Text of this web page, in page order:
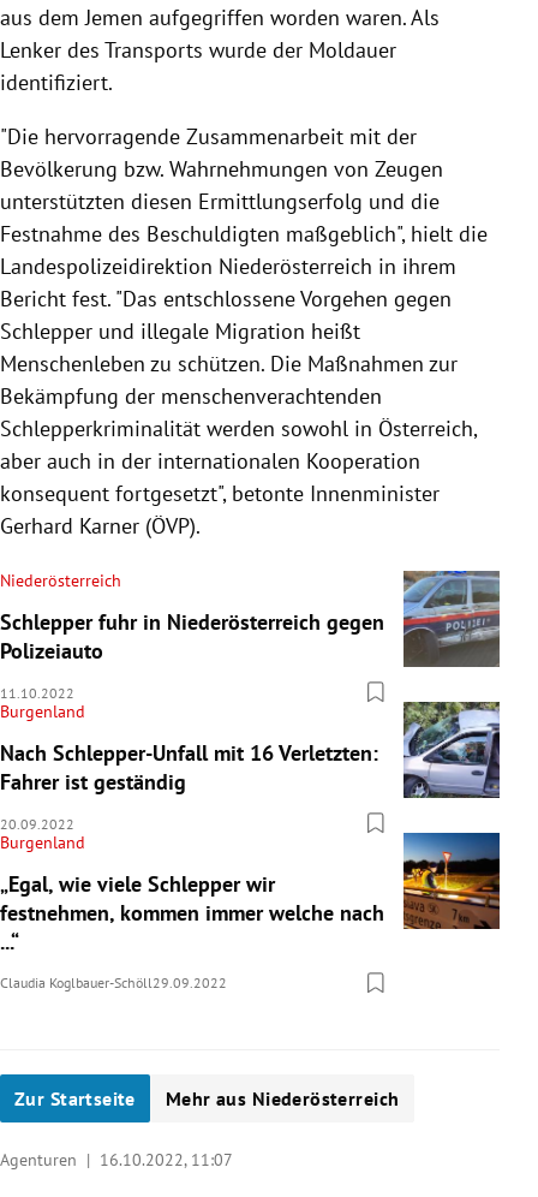
aus dem Jemen aufgegriffen worden waren. Als
Lenker des Transports wurde der Moldauer
identifiziert.
"Die hervorragende Zusammenarbeit mit der
Bevölkerung bzw. Wahrnehmungen von Zeugen
unterstützten diesen Ermittlungserfolg und die
Festnahme des Beschuldigten maßgeblich", hielt die
Landespolizeidirektion Niederösterreich in ihrem
Bericht fest. "Das entschlossene Vorgehen gegen
Schlepper und illegale Migration heißt
Menschenleben zu schützen. Die Maßnahmen zur
Bekämpfung der menschenverachtenden
Schlepperkriminalität werden sowohl in Österreich,
aber auch in der internationalen Kooperation
konsequent fortgesetzt", betonte Innenminister
Gerhard Karner (ÖVP).
Niederösterreich
Schlepper fuhr in Niederösterreich gegen
Polizeiauto
11.10.2022
Burgenland
Nach Schlepper-Unfall mit 16 Verletzten:
Fahrer ist geständig
20.09.2022
Burgenland
„Egal, wie viele Schlepper wir
festnehmen, kommen immer welche nach
...“
Claudia Koglbauer-Schöll29.09.2022
Zur Startseite Mehr aus Niederösterreich
Agenturen | 16.10.2022, 11:07